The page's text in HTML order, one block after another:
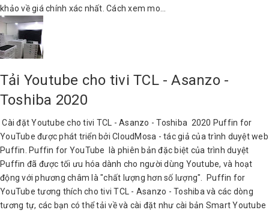
khảo về giá chính xác nhất. Cách xem mo...
Tải Youtube cho tivi TCL - Asanzo -
Toshiba 2020
Cài đặt Youtube cho tivi TCL - Asanzo - Toshiba 2020 Puffin for
YouTube được phát triển bởi CloudMosa - tác giả của trình duyệt web
Puffin. Puffin for YouTube là phiên bản đặc biệt của trình duyệt
Puffin đã được tối ưu hóa dành cho người dùng Youtube, và hoạt
động với phương châm là "chất lượng hơn số lượng". Puffin for
YouTube tương thích cho tivi TCL - Asanzo - Toshiba và các dòng
tương tự, các bạn có thể tải về và cài đặt như cài bản Smart Youtube